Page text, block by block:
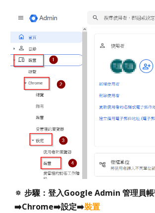
🔅 步驟：登入Google Admin 管理員
➡️Chrome➡️設定➡️裝置